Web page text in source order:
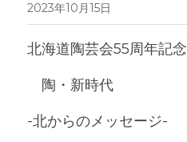
2023年10月15日
北海道陶芸会55周年記念
陶・新時代
-北からのメッセージ-